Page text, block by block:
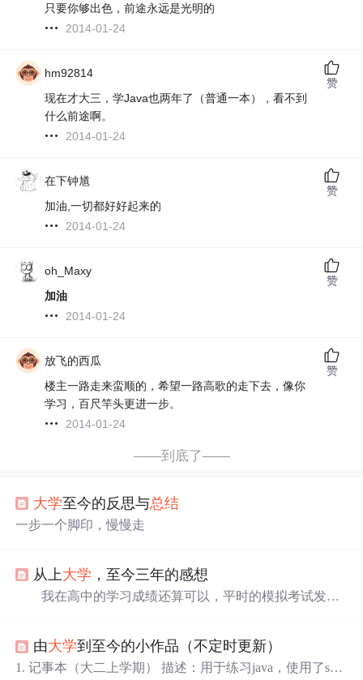
只要你够出色，前途永远是光明的
2014-01-24
hm92814
现在才大三，学Java也两年了（普通一本），看不到
什么前途啊。
2014-01-24
赞
在下钟馗
加油,一切都好好起来的
2014-01-24
赞
oh_Maxy
加油
2014-01-24
赞
放飞的西瓜
楼主一路走来蛮顺的，希望一路高歌的走下去，像你
学习，百尺竿头更进一步。
2014-01-24
赞
——到底了——
大学至今的反思与总结
一步一个脚印，慢慢走
从上大学 ，至今三年的感想
我在高中的学习成绩还算可以，平时的模拟考试发挥
后学习的地点。当时跟自己的父母为了专业这件事商量了
很久，我也是挺庆幸当时父母就有这种“专业是非常重要的
由大学到至今的小作品（不定时更新）
1. 记事本（大二上学期） 描述：用于练习java，使用了sub